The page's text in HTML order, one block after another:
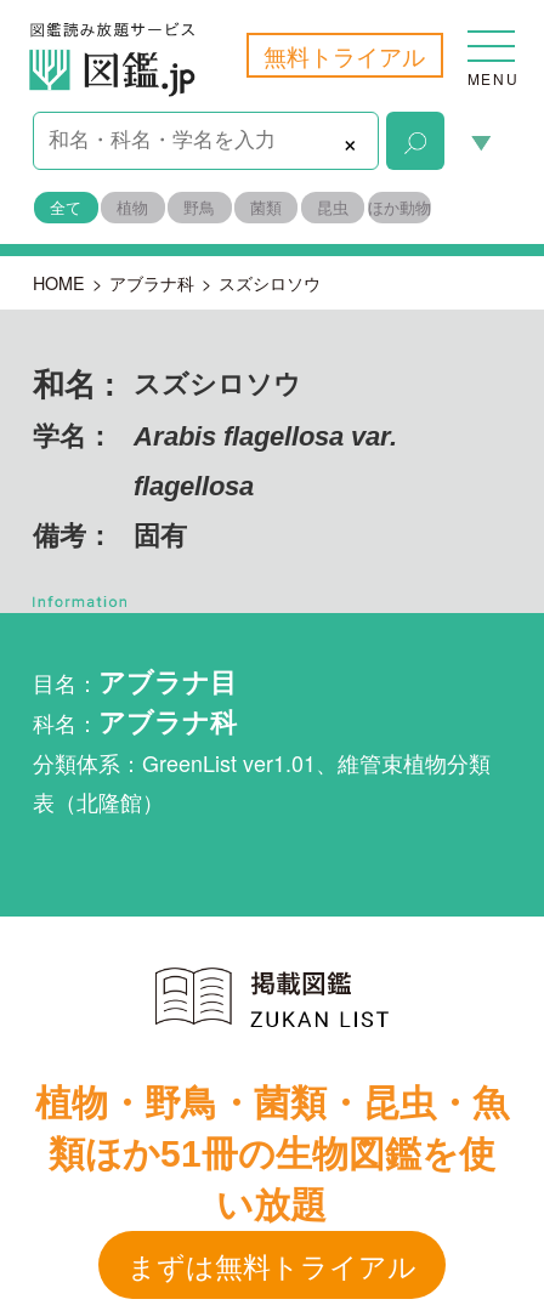
無料トライアル
MENU
×
全て 植物 野鳥 菌類 昆虫 ほか動物
学名： Arabis flagellosa var.
備考： 固有
科名：アブラナ科
表（北隆館）
植物・野鳥・菌類・昆虫・魚
類ほか51冊の生物図鑑を使
い放題
山に咲く花 増
補改訂新版
出版年：2013